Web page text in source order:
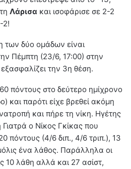
Λάρισα και ισοφάρισε σε 2-2
2!
των δύο ομάδων είναι
Πέμπτη (23/6, 17:00) στην
την 3η θέση.
πόντους στο δεύτερο ημίχρονο
και παρότι είχε βρεθεί ακόμη
και πήρε τη νίκη. Ηγέτης
ο Νίκος Γκίκας που
πόντους (4/6 διπ., 4/6 τριπ.), 13
ένα λάθος. Παράλληλα οι
10 λάθη αλλά και 27 ασίστ,